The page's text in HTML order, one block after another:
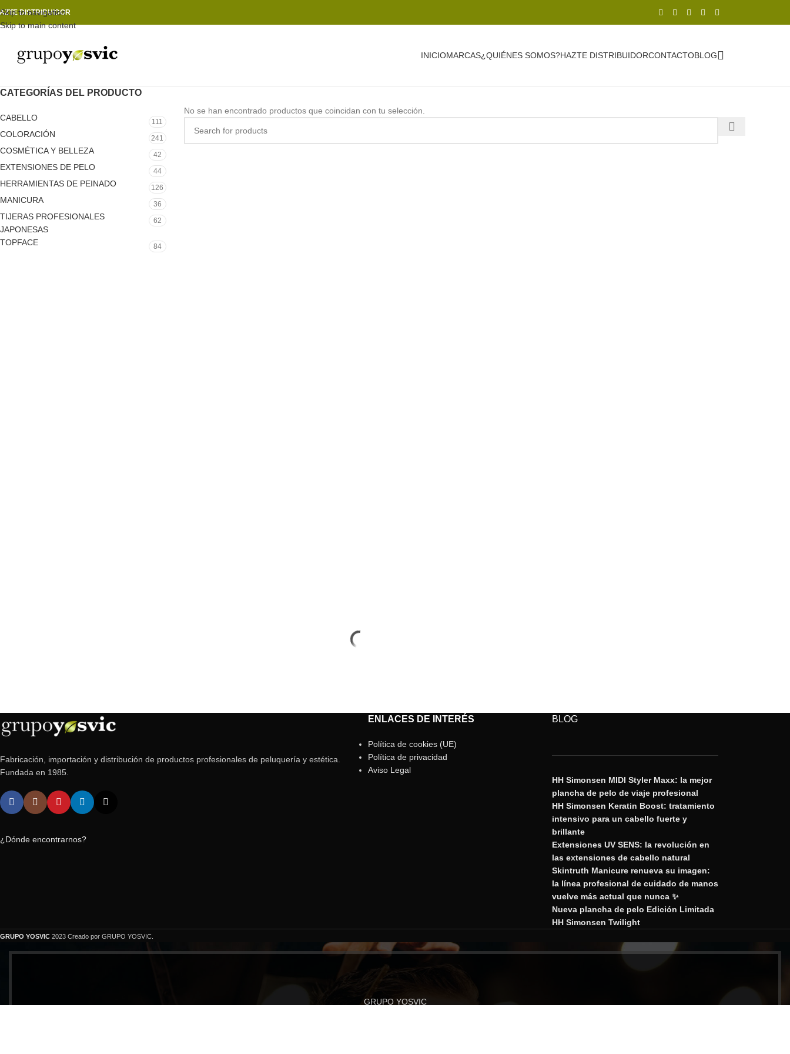
Skip to navigation
Skip to main content
DISTRIBUIDOR
INICIOMARCAS¿QUIÉNES SOMOS?HAZTE DISTRIBUIDORCONTACTOBLOG
CATEGORÍAS DEL PRODUCTO
CABELLO 111
COLORACIÓN 241
COSMÉTICA Y BELLEZA 42
EXTENSIONES DE PELO 44
HERRAMIENTAS DE PEINADO 126
MANICURA 36
TIJERAS PROFESIONALES
JAPONESAS
62
TOPFACE 84
No se han encontrado productos que coincidan con tu selección.
Fabricación, importación y distribución de productos profesionales de peluquería y estética.
Fundada en 1985.
¿Dónde encontrarnos?
ENLACES DE INTERÉS
Política de cookies (UE)
Política de privacidad
Aviso Legal
BLOG
HH Simonsen MIDI Styler Maxx: la mejor
plancha de pelo de viaje profesional
HH Simonsen Keratin Boost: tratamiento
intensivo para un cabello fuerte y
brillante
Extensiones UV SENS: la revolución en
las extensiones de cabello natural
Skintruth Manicure renueva su imagen:
la línea profesional de cuidado de manos
vuelve más actual que nunca ✨
Nueva plancha de pelo Edición Limitada
HH Simonsen Twilight
GRUPO YOSVIC 2023 Creado por GRUPO YOSVIC.
GRUPO YOSVIC